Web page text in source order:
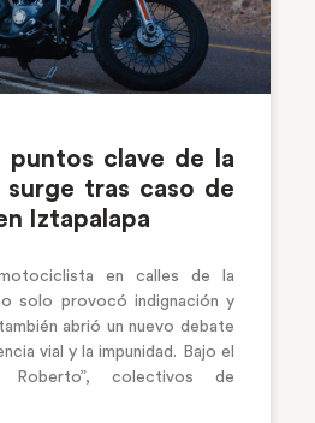
puntos clave de la
surge tras caso de
Iztapalapa
en calles de la
solo provocó indignación y
abrió un nuevo debate
vial y la impunidad. Bajo el
colectivos de